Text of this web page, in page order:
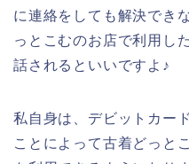
に連絡をしても解決でき
っとこむのお店で利用し
話されるといいですよ♪
私自身は、デビットカー
ことによって古着どっと